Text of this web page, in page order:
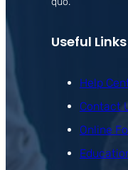
Useful Links
Help
Contact
Online